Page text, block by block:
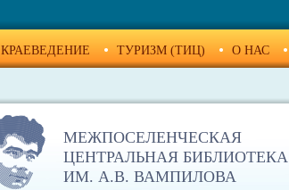
КРАЕВЕДЕНИЕ ТУРИЗМ (ТИЦ) О НАС
МЕЖПОСЕЛЕНЧЕСКАЯ
ЦЕНТРАЛЬНАЯ БИБЛИОТЕКА
ИМ. А.В. ВАМПИЛОВА